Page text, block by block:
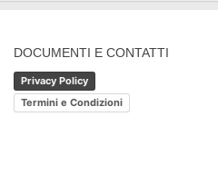
DOCUMENTI E CONTATTI
Privacy Policy
Termini e Condizioni